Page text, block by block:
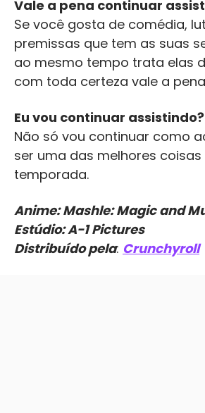
Vale a pena continuar
Se você gosta de comédia,
premissas que tem as suas
ao mesmo tempo trata elas
com toda certeza vale a
Eu vou continuar assistindo?
Não só vou continuar como
ser uma das melhores
temporada.
Anime: Mashle: Magic and
Estúdio: A-1 Pictures
Distribuído pela: Crunchyroll